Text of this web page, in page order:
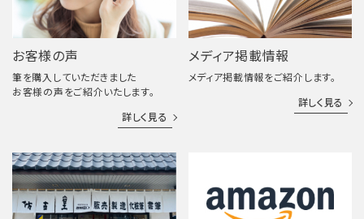
お客様の声
筆を購入していただきました
お客様の声をご紹介いたします。
詳しく見る
メディア掲載情報
メディア掲載情報をご紹介します。
詳しく見る